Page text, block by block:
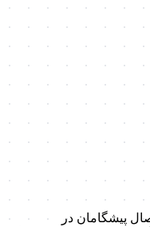
پیشگامان در